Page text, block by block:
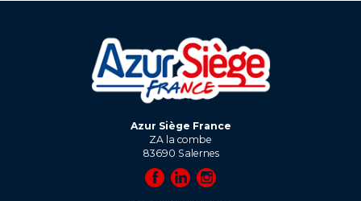
Azur Siège France
ZA la combe
83690 Salernes